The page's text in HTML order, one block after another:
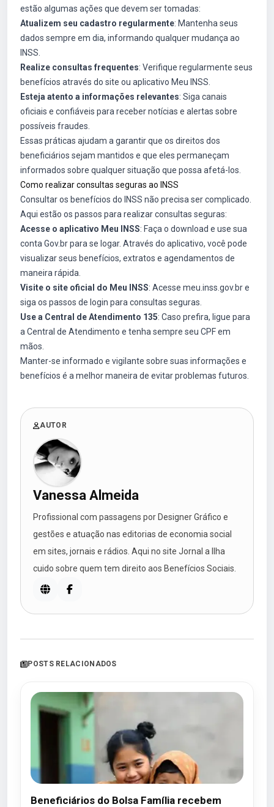
estão algumas ações que devem ser tomadas:
Atualizem seu cadastro regularmente: Mantenha seus
dados sempre em dia, informando qualquer mudança ao
INSS.
Realize consultas frequentes: Verifique regularmente seus
benefícios através do site ou aplicativo Meu INSS.
Esteja atento a informações relevantes: Siga canais
oficiais e confiáveis para receber notícias e alertas sobre
possíveis fraudes.
Essas práticas ajudam a garantir que os direitos dos
beneficiários sejam mantidos e que eles permaneçam
informados sobre qualquer situação que possa afetá-los.
Como realizar consultas seguras ao INSS
Consultar os benefícios do INSS não precisa ser complicado.
Aqui estão os passos para realizar consultas seguras:
Acesse o aplicativo Meu INSS: Faça o download e use sua
conta Gov.br para se logar. Através do aplicativo, você pode
visualizar seus benefícios, extratos e agendamentos de
maneira rápida.
Visite o site oficial do Meu INSS: Acesse meu.inss.gov.bre
siga os passos de login para consultas seguras.
Use a Central de Atendimento 135: Caso prefira, ligue para
a Central de Atendimento e tenha sempre seu CPF em
mãos.
Manter-se informado e vigilante sobre suas informações e
benefícios é a melhor maneira de evitar problemas futuros.
AUTOR
Vanessa Almeida
Profissional com passagens por Designer Gráfico e
gestões e atuação nas editorias de economia social
em sites, jornais e rádios. Aqui no site Jornal a Ilha
cuido sobre quem tem direito aos Benefícios Sociais.
POSTS RELACIONADOS
Beneficiários do Bolsa Família recebem